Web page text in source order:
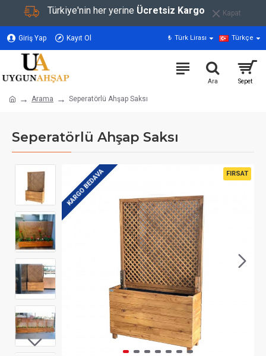
Türkiye'nin her yerine Ücretsiz Kargo Kapat
Giriş Yap Kayıt Ol ₺ Türk Lirası Türkçe
Arama Seperatörlü Ahşap Saksı
Seperatörlü Ahşap Saksı
FIRSAT
KARGO BEDAVA